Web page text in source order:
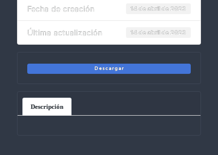
Fecha de creación 14 de abril de 2023
Última actualización 14 de abril de 2023
Descargar
Descripción